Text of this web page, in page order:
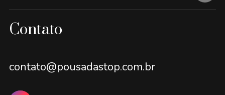
Contato
contato@pousadastop.com.br